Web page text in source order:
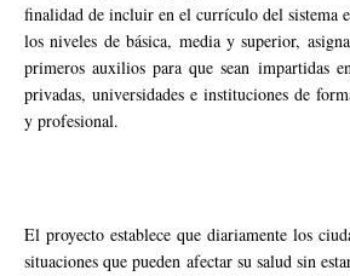
finalidad de incluir en el currículo del sistema
los niveles de básica, media y superior,
primeros auxilios para que sean impartidas
privadas, universidades e instituciones de
y profesional.
El proyecto establece que diariamente los
situaciones que pueden afectar su salud sin